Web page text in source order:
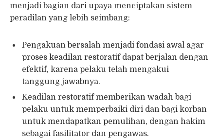
menjadi bagian dari upaya menciptakan sistem
peradilan yang lebih seimbang:
Pengakuan bersalah menjadi fondasi awal agar
proses keadilan restoratif dapat berjalan dengan
efektif, karena pelaku telah mengakui
tanggung jawabnya.
Keadilan restoratif memberikan wadah bagi
pelaku untuk memperbaiki diri dan bagi korban
untuk mendapatkan pemulihan, dengan hakim
sebagai fasilitator dan pengawas.